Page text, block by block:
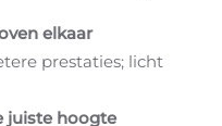
elkaar
prestaties; licht
juiste hoogte